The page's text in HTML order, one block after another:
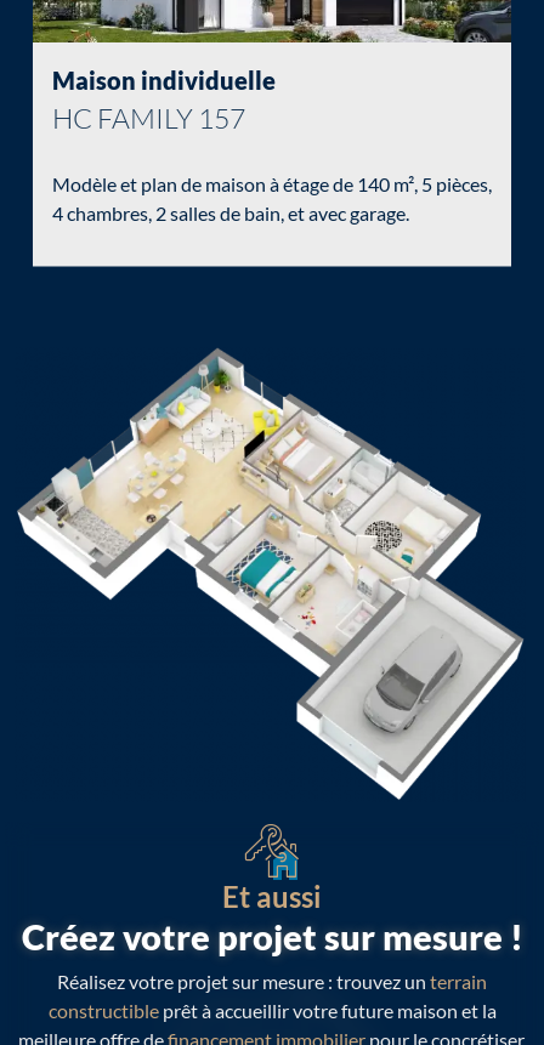
Maison individuelle
HC FAMILY 157
Modèle et plan de maison à étage de 140 m², 5 pièces,
4 chambres, 2 salles de bain, et avec garage.
Et aussi
Créez votre projet sur mesure !
Réalisez votre projet sur mesure : trouvez un terrain
constructibleprêt à accueillir votre future maison et la
meilleure offre definancement immobilierpour le concrétiser.